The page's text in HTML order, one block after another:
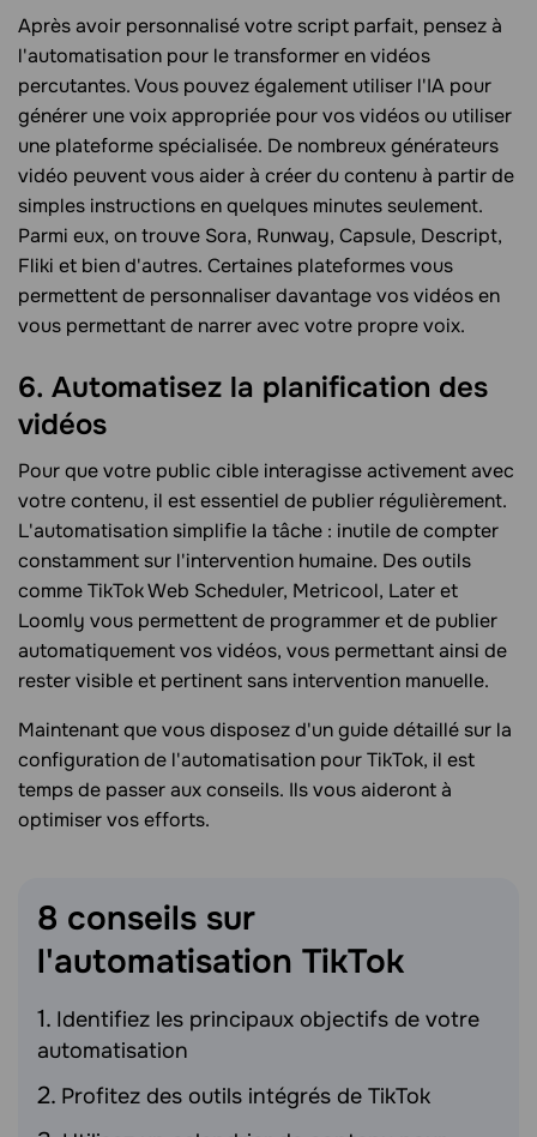
Après avoir personnalisé votre script parfait, pensez à
l'automatisation pour le transformer en vidéos
percutantes. Vous pouvez également utiliser l'IA pour
générer une voix appropriée pour vos vidéos ou utiliser
une plateforme spécialisée. De nombreux générateurs
vidéo peuvent vous aider à créer du contenu à partir de
simples instructions en quelques minutes seulement.
Parmi eux, on trouve Sora, Runway, Capsule, Descript,
Fliki et bien d'autres. Certaines plateformes vous
permettent de personnaliser davantage vos vidéos en
vous permettant de narrer avec votre propre voix.
6. Automatisez la planification des
vidéos
Pour que votre public cible interagisse activement avec
votre contenu, il est essentiel de publier régulièrement.
L'automatisation simplifie la tâche : inutile de compter
constamment sur l'intervention humaine. Des outils
comme TikTok Web Scheduler, Metricool, Later et
Loomly vous permettent de programmer et de publier
automatiquement vos vidéos, vous permettant ainsi de
rester visible et pertinent sans intervention manuelle.
Maintenant que vous disposez d'un guide détaillé sur la
configuration de l'automatisation pour TikTok, il est
temps de passer aux conseils. Ils vous aideront à
optimiser vos efforts.
8 conseils sur
l'automatisation TikTok
Identifiez les principaux objectifs de votre
automatisation
Profitez des outils intégrés de TikTok